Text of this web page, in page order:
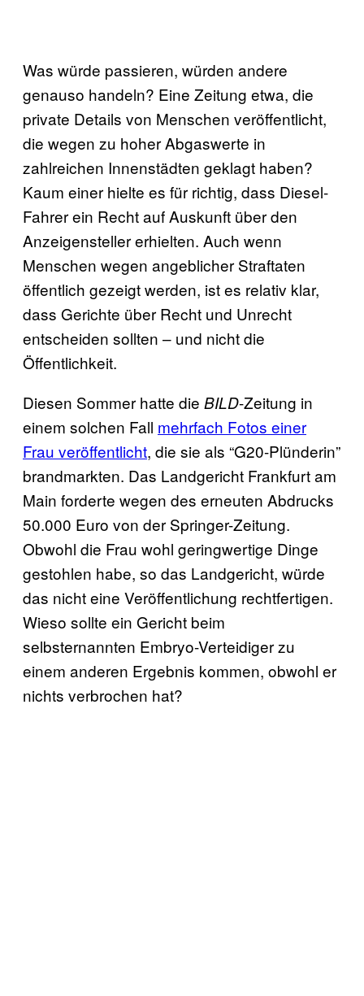
Was würde passieren, würden andere
genauso handeln? Eine Zeitung etwa, die
private Details von Menschen veröffentlicht,
die wegen zu hoher Abgaswerte in
zahlreichen Innenstädten geklagt haben?
Kaum einer hielte es für richtig, dass Diesel-
Fahrer ein Recht auf Auskunft über den
Anzeigensteller erhielten. Auch wenn
Menschen wegen angeblicher Straftaten
öffentlich gezeigt werden, ist es relativ klar,
dass Gerichte über Recht und Unrecht
entscheiden sollten – und nicht die
Öffentlichkeit.
Diesen Sommer hatte die BILD-Zeitung in
einem solchen Fall mehrfach Fotos einer
Frau veröffentlicht, die sie als “G20-Plünderin”
brandmarkten. Das Landgericht Frankfurt am
Main forderte wegen des erneuten Abdrucks
50.000 Euro von der Springer-Zeitung.
Obwohl die Frau wohl geringwertige Dinge
gestohlen habe, so das Landgericht, würde
das nicht eine Veröffentlichung rechtfertigen.
Wieso sollte ein Gericht beim
selbsternannten Embryo-Verteidiger zu
einem anderen Ergebnis kommen, obwohl er
nichts verbrochen hat?